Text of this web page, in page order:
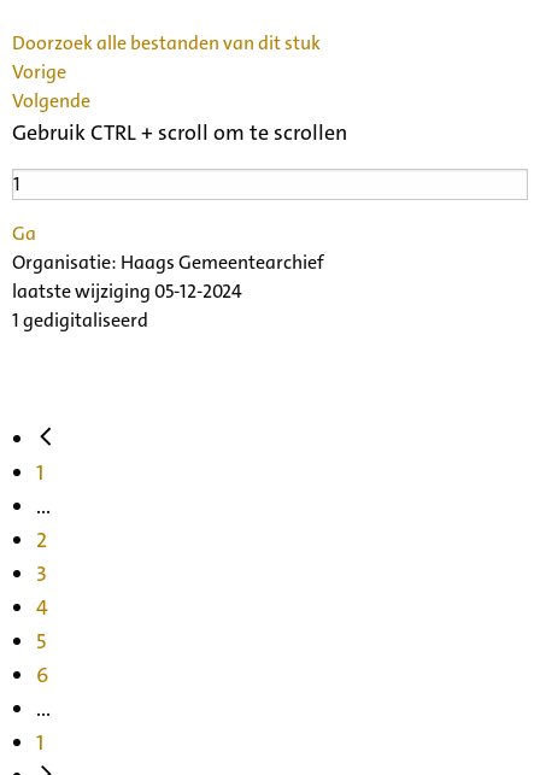
Doorzoek alle bestanden van dit stuk
Vorige
Volgende
Gebruik CTRL + scroll om te scrollen
Ga
Organisatie: Haags Gemeentearchief
laatste wijziging 05-12-2024
1 gedigitaliseerd
1
...
2
3
4
5
6
...
1